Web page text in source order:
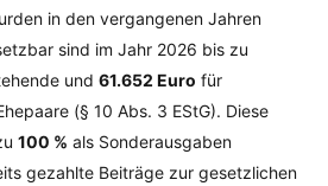
in den vergangenen Jahren
sind im Jahr 2026 bis zu
und 61.652 Euro für
(§ 10 Abs. 3 EStG). Diese
100 % als Sonderausgaben
gezahlte Beiträge zur gesetzlichen